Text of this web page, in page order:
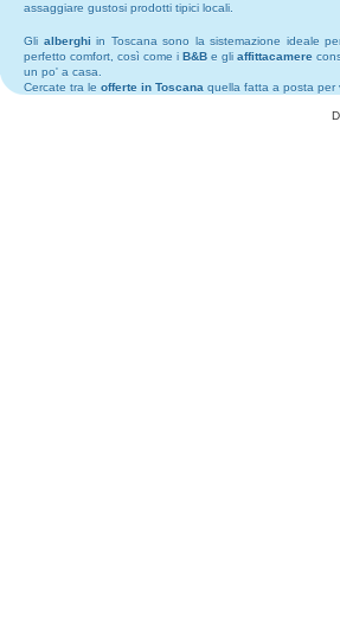
assaggiare gustosi prodotti tipici locali.
Gli alberghi in Toscana sono la sistemazione ideale
perfetto comfort, così come i B&B e gli affittacamere
un po' a casa.
Cercate tra le offerte in Toscana quella fatta a posta per